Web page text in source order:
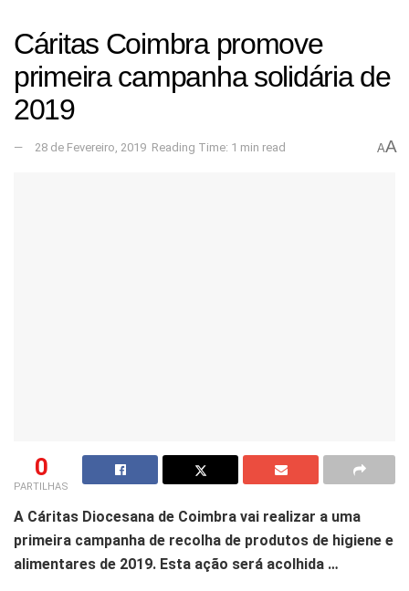
Cáritas Coimbra promove
primeira campanha solidária de
2019
28 de Fevereiro, 2019 Reading Time: 1 min read AA
0
PARTILHAS
A Cáritas Diocesana de Coimbra vai realizar a uma
primeira campanha de recolha de produtos de higiene e
alimentares de 2019. Esta ação será acolhida …